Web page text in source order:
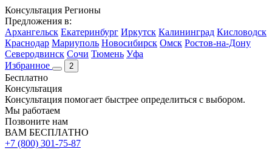
Консультация Регионы
Предложения в:
Архангельск Екатеринбург Иркутск Калининград Кисловодск
Краснодар Мариуполь Новосибирск Омск Ростов-на-Дону
Северодвинск Сочи Тюмень Уфа
Избранное
2
Бесплатно
Консультация
Консультация помогает быстрее определиться с выбором.
Мы работаем
Позвоните нам
ВАМ БЕСПЛАТНО
+7 (800) 301-75-87